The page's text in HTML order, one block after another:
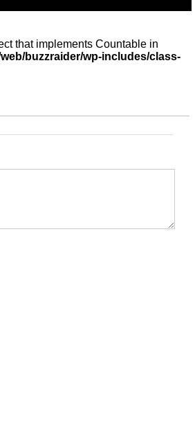
that implements Countable in
buzzraider/wp-includes/class-